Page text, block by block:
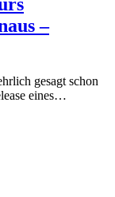
–
gesagt schon
eines…